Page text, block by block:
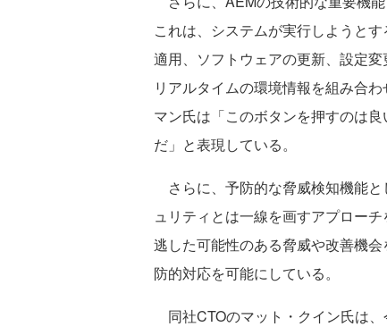
これは、システムが実行しようと
適用、ソフトウェアの更新、設定
リアルタイムの環境情報を組み合
マン氏は「このボタンを押すのは
だ」と表現している。
さらに、予防的な脅威検知機能
ュリティとは一線を画すアプロー
逃した可能性のある脅威や改善機
防的対応を可能にしている。
同社CTOのマット・クイン氏は、